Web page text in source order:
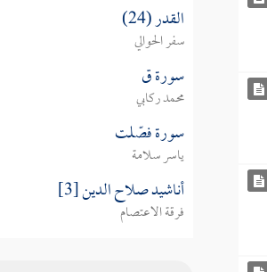
القدر (24)
سفر الحوالي
سورة ق
محمد ركابي
سورة فصّلت
ياسر سلامة
أناشيد صلاح الدين [3]
فرقة الاعتصام